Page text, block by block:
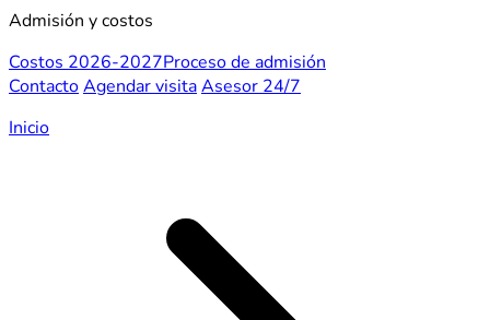
Admisión y costos
Costos 2026-2027Proceso de admisión
ContactoAgendar visitaAsesor 24/7
Inicio